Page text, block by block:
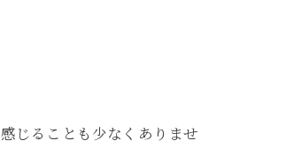
じることも少なくありませ